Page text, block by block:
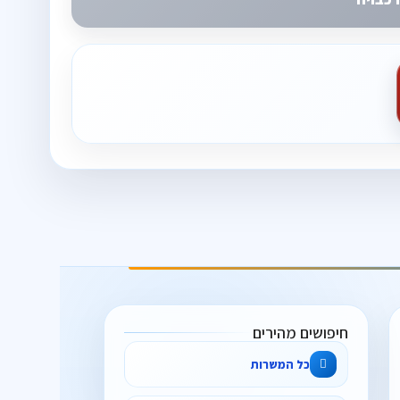
חיפושים מהירים
כל המשרות